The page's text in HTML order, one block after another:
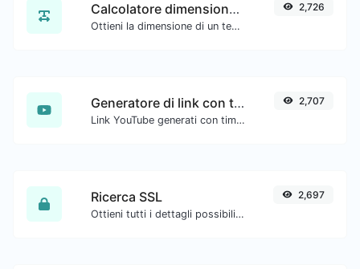
Calcolatore dimensione testo
Ottieni la dimensione di un testo in Byte (B), Kilobyte (KB) o Megabyte (MB).
2,726
Generatore di link con timestamp di YouTube
Link YouTube generati con timestamp di inizio esatto, utili per gli utenti mobili.
2,707
Ricerca SSL
Ottieni tutti i dettagli possibili su un certificato SSL.
2,697